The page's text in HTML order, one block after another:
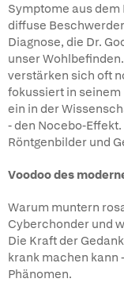
Symptome aus
diffuse
Diagnose, die Dr.
unser
verstärken sich oft
fokussiert in seinem
ein in der
- den Nocebo-
Röntgenbilder und
Voodoo des
Warum muntern
Cyberchonder und
Die Kraft der
krank machen kann
Phänomen.